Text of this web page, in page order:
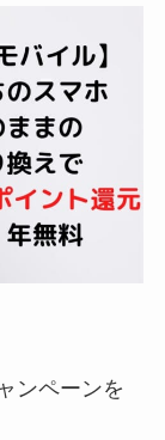
ンペーンを